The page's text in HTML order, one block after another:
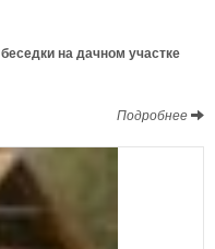
беседки на дачном участке
Подробнее